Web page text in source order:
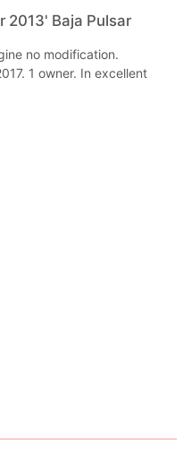
2013' Baja Pulsar
no modification.
1 owner. In excellent